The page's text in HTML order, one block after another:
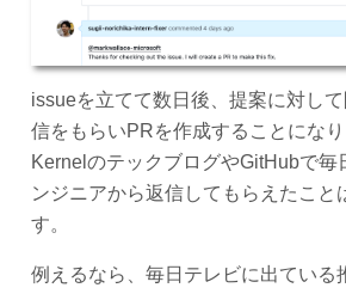
issueを立てて数日後、提案に対し
信をもらいPRを作成することにな
KernelのテックブログやGitHubで毎
ンジニアから返信してもらえたこと
す。
例えるなら、毎日テレビに出ている